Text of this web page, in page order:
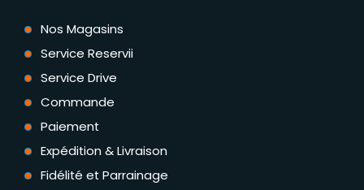
Nos Magasins
Service Reservii
Service Drive
Commande
Paiement
Expédition & Livraison
Fidélité et Parrainage